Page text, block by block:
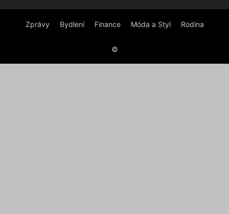
Zprávy Bydlení Finance Móda a Styl Rodina
©